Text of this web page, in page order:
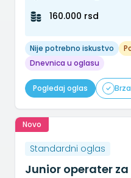
160.000 rsd
Nije potrebno iskustvo
Dnevnica u oglasu
Pogledaj oglas
Novo
Standardni oglas
Junior operater